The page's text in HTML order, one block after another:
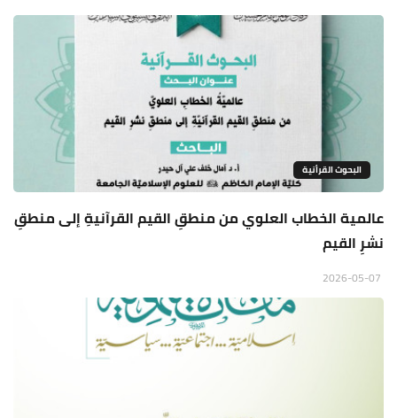
البحوث القرأنية
عالمية الخطاب العلوي من منطقِ القيم القرآنيةِ إلى منطقِ
نشرِ القيم